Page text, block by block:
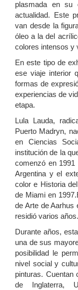
plasmada en su
actualidad. Este
van desde la
óleo a la del
colores intensos y
En este tipo de
ese viaje interior
formas de
experiencias de
etapa.
Lula Lauda,
Puerto Madryn,
en Ciencias
institución de la
comenzó en
Argentina y el
color e Historia
de Miami en
de Arte de Aarhus
residió varios años.
Durante años,
una de sus
posibilidad le
nivel social y
pinturas. Cuentan
de Inglaterra,